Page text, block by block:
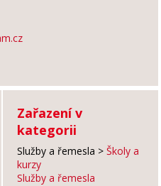
Zařazení v
kategorii
Služby a řemesla > Školy a
kurzy
Služby a řemesla